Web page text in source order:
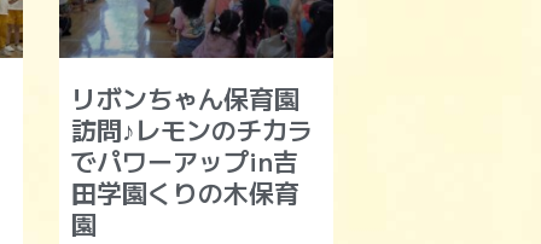
リボンちゃん保育園
訪問♪レモンのチカラ
でパワーアップin吉
田学園くりの木保育
園